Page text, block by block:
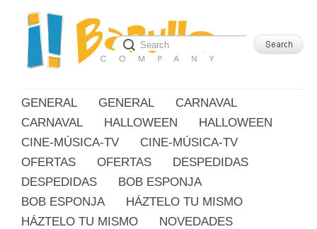
GENERAL GENERAL
CARNAVAL
CARNAVAL
HALLOWEEN
HALLOWEEN
CINE-MÚSICA-TV
CINE-MÚSICA-TV
OFERTAS
OFERTAS
DESPEDIDAS
DESPEDIDAS
BOB ESPONJA
BOB ESPONJA
HÁZTELO TU MISMO
HÁZTELO TU MISMO
NOVEDADES